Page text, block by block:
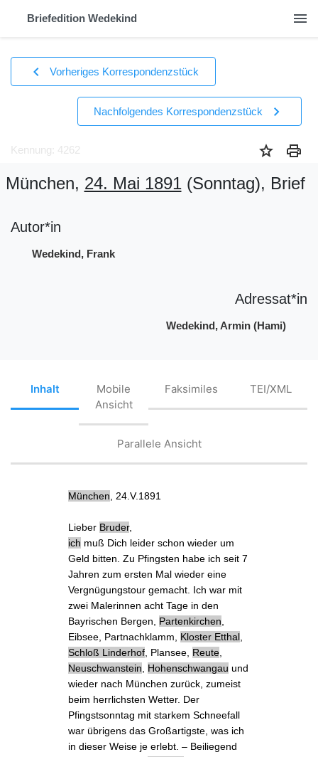
Briefedition Wedekind menu
chevron_left Vorheriges Korrespondenzstück
Nachfolgendes Korrespondenzstück chevron_right
Kennung: 4262 star print
München, 24. Mai 1891(Sonntag), Brief
Autor*in
Wedekind, Frank
Adressat*in
Wedekind, Armin (Hami)
Inhalt
Mobile
Ansicht
Faksimiles TEI/XML
Parallele Ansicht
München , 24.V.1891
Lieber Bruder,
ich muß Dich leider schon wieder um
Geld bitten . Zu Pfingsten habe ich seit 7
Jahren zum ersten Mal wieder eine
Vergnügungstour gemacht. Ich war mit
zwei Malerinnen acht Tage in den
Bayrischen Bergen, Partenkirchen
Eibsee Partnachklamm Kloster Etthal
Schloß Linderhof Plansee Reute
Neuschwanstein
Hohenschwangau und
wieder nach München zurück, zumeist
beim herrlichsten Wetter. Der
Pfingstsonntag mit starkem Schneefall
war übrigens das Großartigste, was ich
in dieser Weise je erlebt. – Beiliegend